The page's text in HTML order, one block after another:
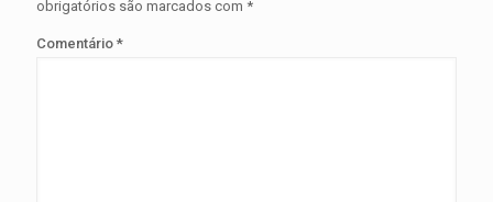
obrigatórios são marcados com *
Comentário *